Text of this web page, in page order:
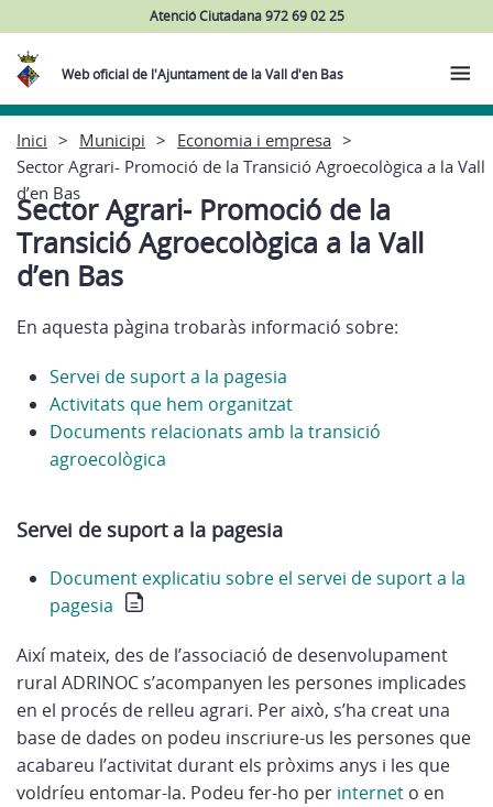
Atenció Ciutadana 972 69 02 25
Web oficial de l'Ajuntament de la Vall d'en Bas
Inici Municipi
Economia i empresa
Sector Agrari- Promoció de la Transició Agroecològica a la Vall
d’en Bas
Sector Agrari- Promoció de la
Transició Agroecològica a la Vall
d’en Bas
En aquesta pàgina trobaràs informació sobre:
Servei de suport a la pagesia
Activitats que hem organitzat
Documents relacionats amb la transició
agroecològica
Servei de suport a la pagesia
Document explicatiu sobre el servei de suport a la
pagesia
Així mateix, des de l’associació de desenvolupament
rural ADRINOC s’acompanyen les persones implicades
en el procés de relleu agrari. Per això, s’ha creat una
base de dades on podeu inscriure-us les persones que
acabareu l’activitat durant els pròxims anys i les que
voldríeu entomar-la. Podeu fer-ho per internet o en